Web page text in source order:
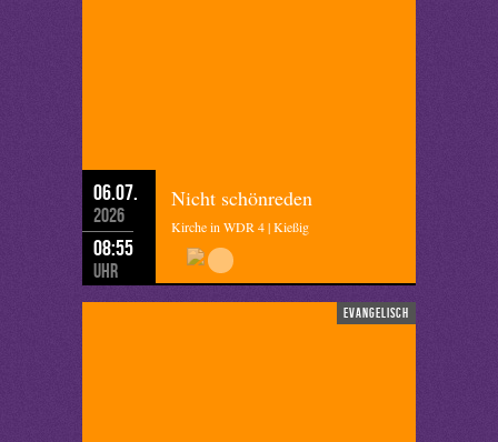
06.07.
2026
08:55
Uhr
Nicht schönreden
Kirche in WDR 4 | Kießig
evangelisch